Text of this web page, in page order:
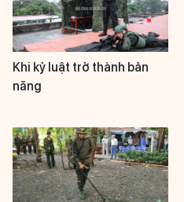
Khi kỷ luật trở thành bản
năng